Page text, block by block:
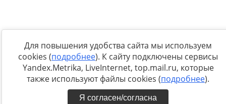
Для повышения удобства сайта мы используем
cookies (подробнее). К сайту подключены сервисы
Yandex.Metrika, LiveInternet, top.mail.ru, которые
также используют файлы cookies (подробнее).
Я согласен/согласна